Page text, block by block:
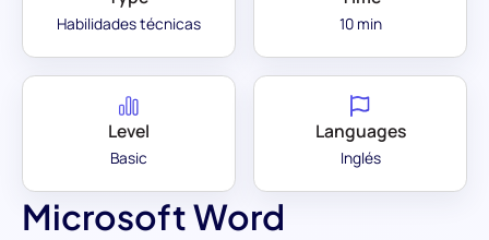
Microsoft Word
Habilidades técnicas 10 min
Level
Basic
Languages
Inglés